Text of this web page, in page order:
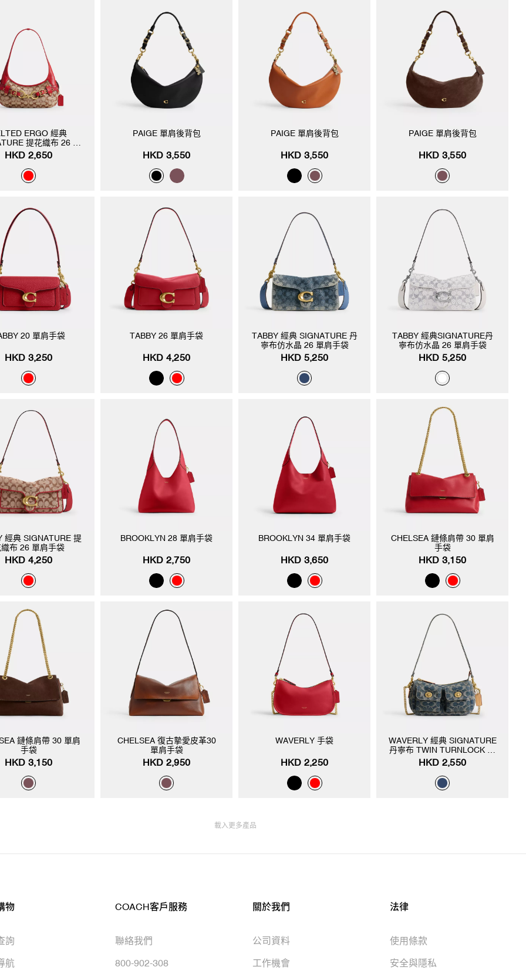
ERGO 經典
提花織布 26 單
肩手袋
HKD 2,650
PAIGE 單肩後背包
HKD 3,550
PAIGE 單肩後背包
HKD 3,550
PAIGE 單肩後背包
HKD 3,550
20 單肩手袋
HKD 3,250
TABBY 26 單肩手袋
HKD 4,250
TABBY 經典 SIGNATURE 丹
寧布仿水晶 26 單肩手袋
HKD 5,250
TABBY 經典SIGNATURE丹
寧布仿水晶 26 單肩手袋
HKD 5,250
經典 SIGNATURE 提
布 26 單肩手袋
HKD 4,250
BROOKLYN 28 單肩手袋
HKD 2,750
BROOKLYN 34 單肩手袋
HKD 3,650
CHELSEA 鏈條肩帶 30 單肩
手袋
HKD 3,150
鏈條肩帶 30 單肩
手袋
HKD 3,150
CHELSEA 復古摯愛皮革30
單肩手袋
HKD 2,950
WAVERLY 手袋
HKD 2,250
WAVERLY 經典 SIGNATURE
丹寧布 TWIN TURNLOCK 手
袋
HKD 2,550
載入更多產品
物
詢
航
COACH客戶服務
聯絡我們
800-902-308
關於我們
公司資料
工作機會
法律
使用條款
安全與隱私